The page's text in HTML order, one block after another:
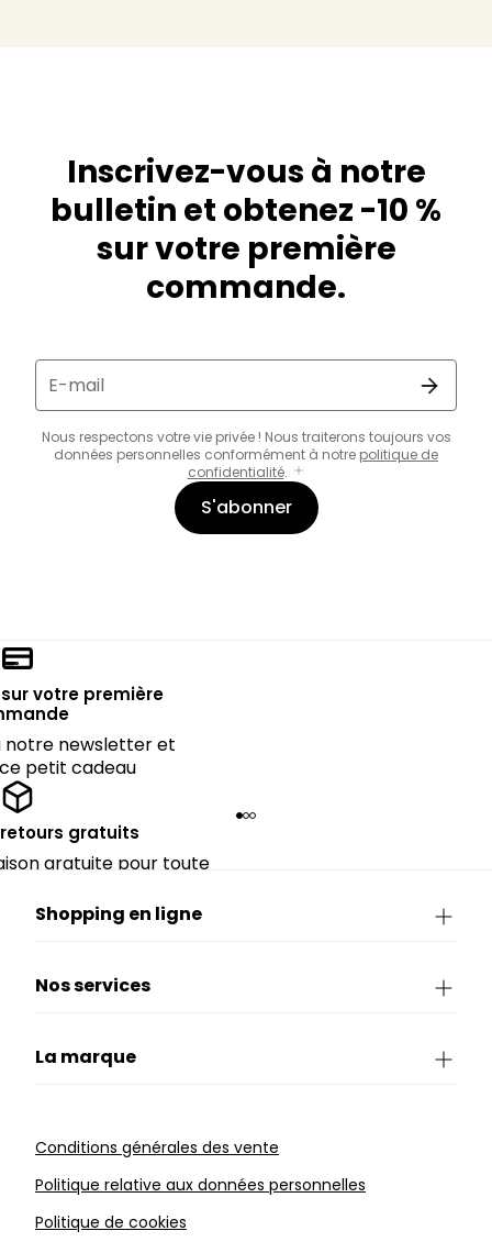
Inscrivez-vous à notre
bulletin et obtenez -10 %
sur votre première
commande.
E-mail
Nous respectons votre vie privée ! Nous traiterons toujours vos
données personnelles conformément à notre politique de
confidentialité.
S'abonner
votre première
notre newsletter et
petit cadeau
gratuits
gratuite pour toute
Shopping en ligne
Nos services
La marque
Conditions générales des vente
Politique relative aux données personnelles
Politique de cookies